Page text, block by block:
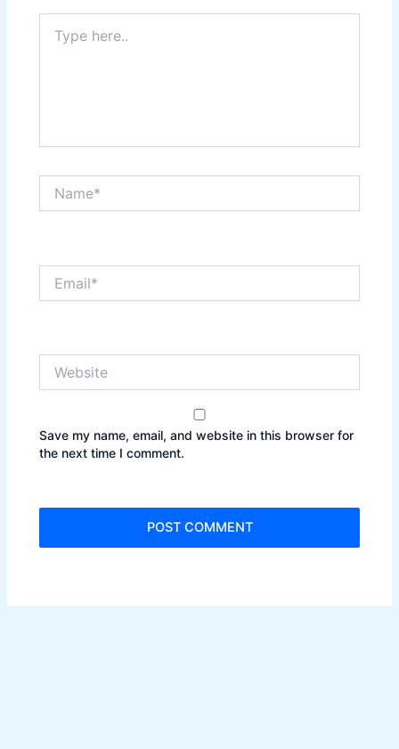
here..
Save my name, email, and website in this browser for
the next time I comment.